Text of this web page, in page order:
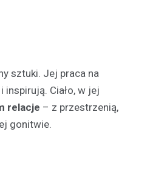
sztuki. Jej praca na
Ciało, w jej
relacje – z przestrzenią,
gonitwie.w Moszczenicy: